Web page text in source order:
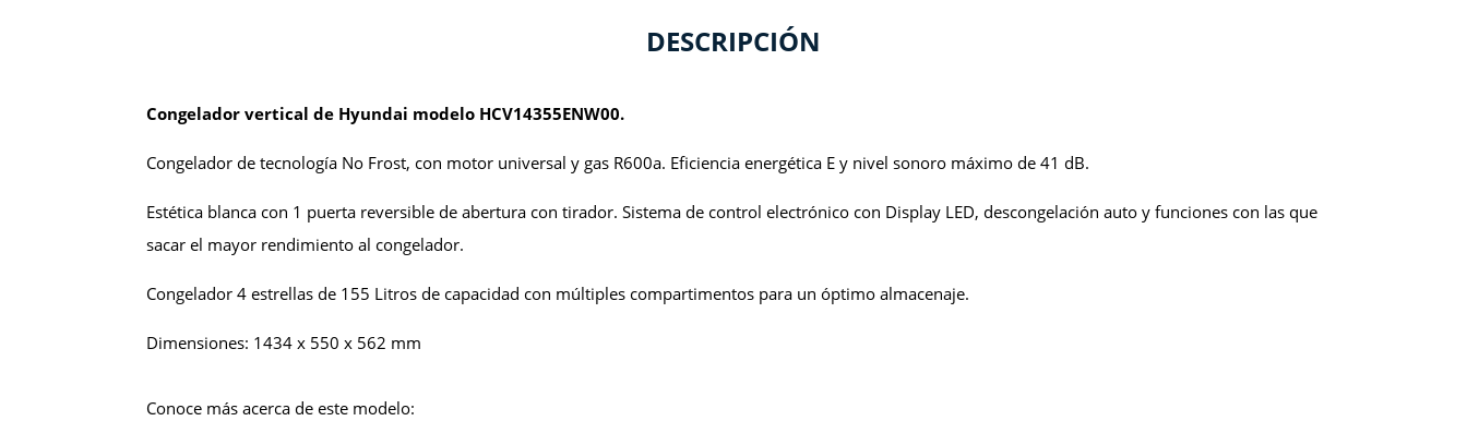
DESCRIPCIÓN
Congelador vertical de Hyundai modelo HCV14355ENW00.
Congelador de tecnología No Frost, con motor universal y gas R600a. Eficiencia energética E y nivel sonoro máximo de 41 dB.
Estética blanca con 1 puerta reversible de abertura con tirador. Sistema de control electrónico con Display LED, descongelación auto y funciones con las que
sacar el mayor rendimiento al congelador.
Congelador 4 estrellas de 155 Litros de capacidad con múltiples compartimentos para un óptimo almacenaje.
Dimensiones: 1434 x 550 x 562 mm
Conoce más acerca de este modelo: